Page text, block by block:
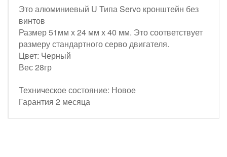
Это алюминиевый U Типа Servo кронштейн без
винтов
Размер 51мм х 24 мм х 40 мм. Это соответствует
размеру стандартного серво двигателя.
Цвет: Черный
Вес 28гр
Техническое состояние: Новое
Гарантия 2 месяца